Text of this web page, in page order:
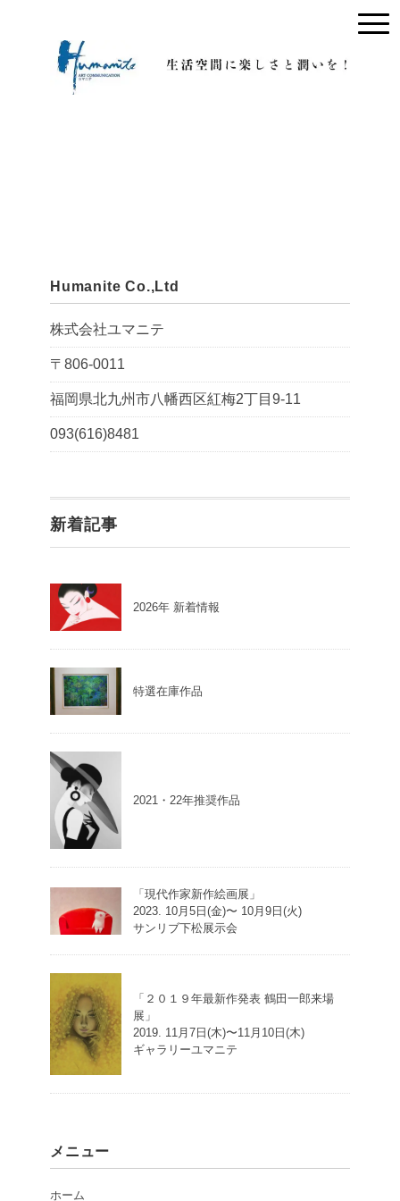
Humanite Co.,Ltd
株式会社ユマニテ
〒806-0011
福岡県北九州市八幡西区紅梅2丁目9-11
093(616)8481
新着記事
2026年 新着情報
特選在庫作品
2021・22年推奨作品
「現代作家新作絵画展」
2023. 10月5日(金)〜 10月9日(火)
サンリブ下松展示会
「２０１９年最新作発表 鶴田一郎来場
展」
2019. 11月7日(木)〜11月10日(木)
ギャラリーユマニテ
メニュー
ホーム